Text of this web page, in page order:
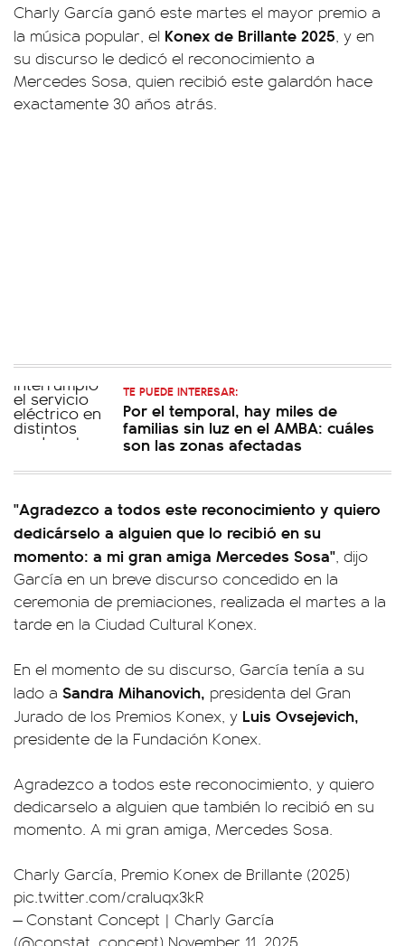
Charly García ganó este martes el mayor premio a
la música popular, el Konex de Brillante 2025, y en
su discurso le dedicó el reconocimiento a
Mercedes Sosa, quien recibió este galardón hace
exactamente 30 años atrás.
TE PUEDE INTERESAR:
Por el temporal, hay miles de
familias sin luz en el AMBA: cuáles
son las zonas afectadas
"Agradezco a todos este reconocimiento y quiero
dedicárselo a alguien que lo recibió en su
momento: a mi gran amiga Mercedes Sosa", dijo
García en un breve discurso concedido en la
ceremonia de premiaciones, realizada el martes a la
tarde en la Ciudad Cultural Konex.
En el momento de su discurso, García tenía a su
lado a Sandra Mihanovich, presidenta del Gran
Jurado de los Premios Konex, y Luis Ovsejevich,
presidente de la Fundación Konex.
Agradezco a todos este reconocimiento, y quiero
dedicarselo a alguien que también lo recibió en su
momento. A mi gran amiga, Mercedes Sosa.
Charly García, Premio Konex de Brillante (2025)
pic.twitter.com/craIuqx3kR
— Constant Concept | Charly García
(@constat_concept) November 11, 2025